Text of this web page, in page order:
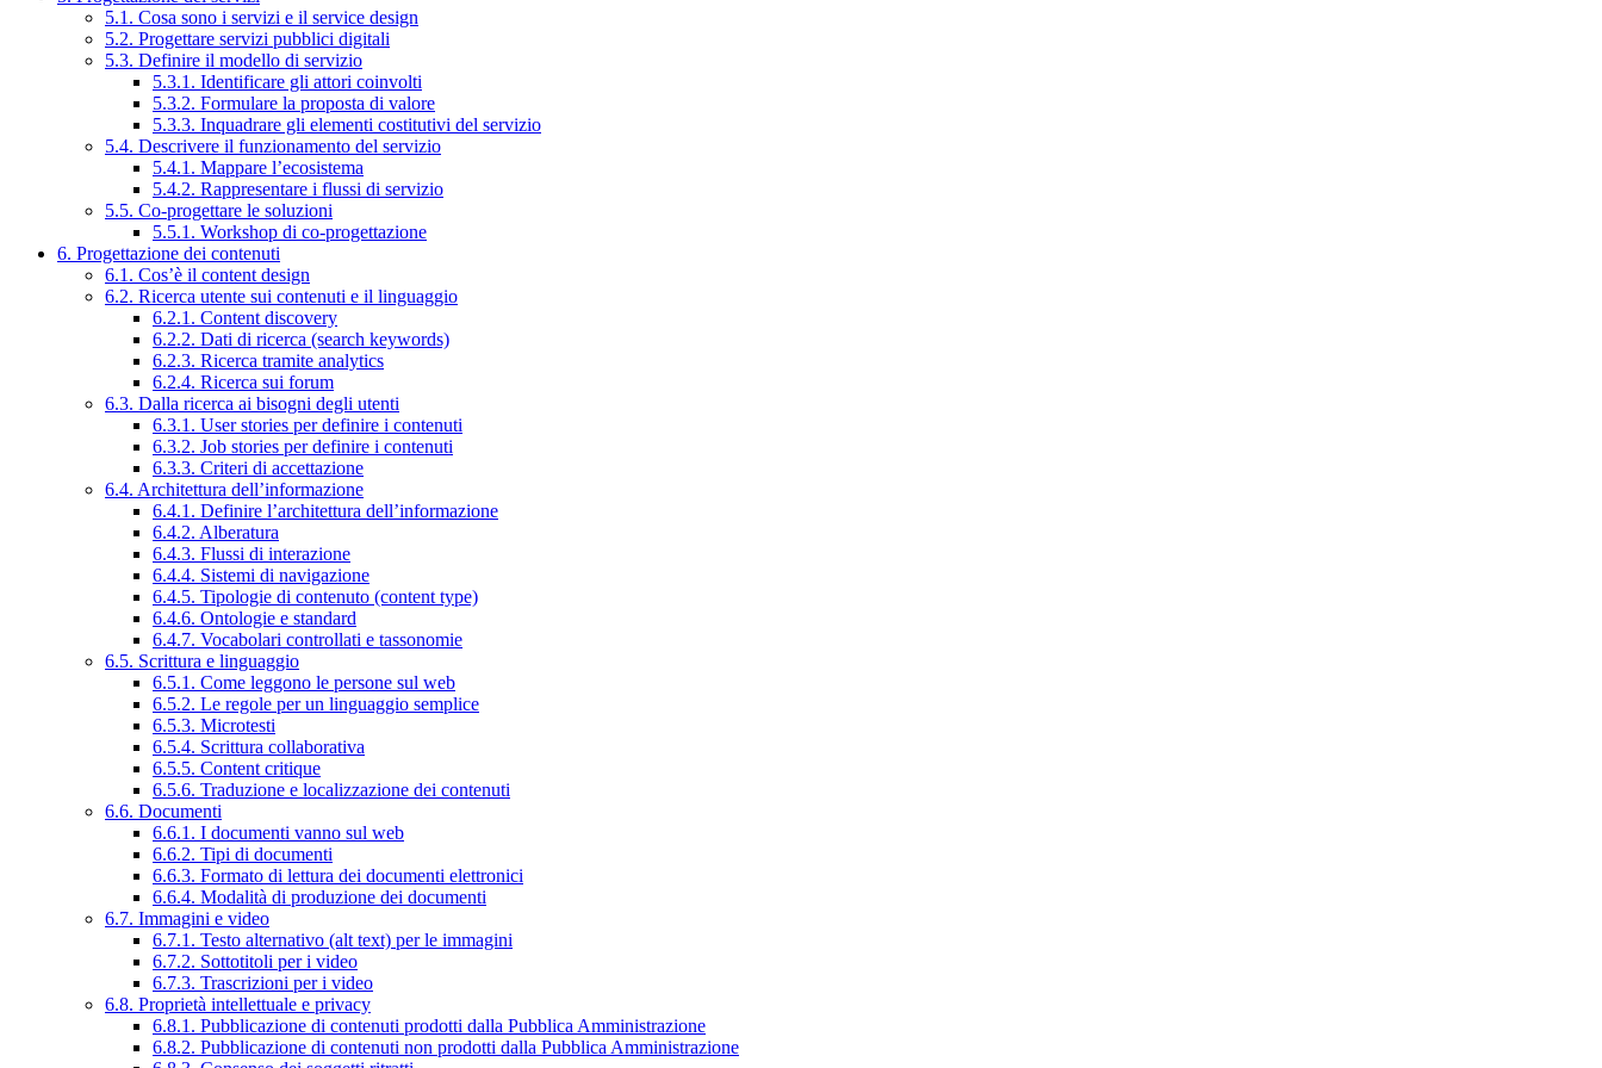
5.1. Cosa sono i servizi e il service design
5.2. Progettare servizi pubblici digitali
5.3. Definire il modello di servizio
5.3.1. Identificare gli attori coinvolti
5.3.2. Formulare la proposta di valore
5.3.3. Inquadrare gli elementi costitutivi del servizio
5.4. Descrivere il funzionamento del servizio
5.4.1. Mappare l’ecosistema
5.4.2. Rappresentare i flussi di servizio
5.5. Co-progettare le soluzioni
5.5.1. Workshop di co-progettazione
6. Progettazione dei contenuti
6.1. Cos’è il content design
6.2. Ricerca utente sui contenuti e il linguaggio
6.2.1. Content discovery
6.2.2. Dati di ricerca (search keywords)
6.2.3. Ricerca tramite analytics
6.2.4. Ricerca sui forum
6.3. Dalla ricerca ai bisogni degli utenti
6.3.1. User stories per definire i contenuti
6.3.2. Job stories per definire i contenuti
6.3.3. Criteri di accettazione
6.4. Architettura dell’informazione
6.4.1. Definire l’architettura dell’informazione
6.4.2. Alberatura
6.4.3. Flussi di interazione
6.4.4. Sistemi di navigazione
6.4.5. Tipologie di contenuto (content type)
6.4.6. Ontologie e standard
6.4.7. Vocabolari controllati e tassonomie
6.5. Scrittura e linguaggio
6.5.1. Come leggono le persone sul web
6.5.2. Le regole per un linguaggio semplice
6.5.3. Microtesti
6.5.4. Scrittura collaborativa
6.5.5. Content critique
6.5.6. Traduzione e localizzazione dei contenuti
6.6. Documenti
6.6.1. I documenti vanno sul web
6.6.2. Tipi di documenti
6.6.3. Formato di lettura dei documenti elettronici
6.6.4. Modalità di produzione dei documenti
6.7. Immagini e video
6.7.1. Testo alternativo (alt text) per le immagini
6.7.2. Sottotitoli per i video
6.7.3. Trascrizioni per i video
6.8. Proprietà intellettuale e privacy
6.8.1. Pubblicazione di contenuti prodotti dalla Pubblica Amministrazione
6.8.2. Pubblicazione di contenuti non prodotti dalla Pubblica Amministrazione